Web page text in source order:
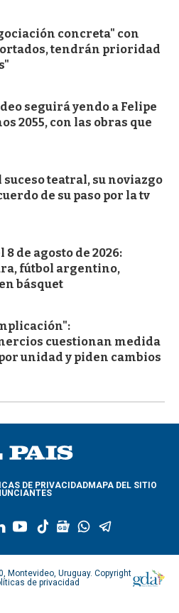
concreta" con
tendrán prioridad
seguirá yendo a Felipe
2055, con las obras que
teatral, su noviazgo
de su paso por la tv
de agosto de 2026:
fútbol argentino,
básquet
cuestionan medida
unidad y piden cambios
DE PRIVACIDADMAPA DEL SITIO
l
n
k
e
y
u
u
t
k
o
g
o
l
w
a
s
l
e
g
Montevideo, Uruguay. Copyright
de privacidad